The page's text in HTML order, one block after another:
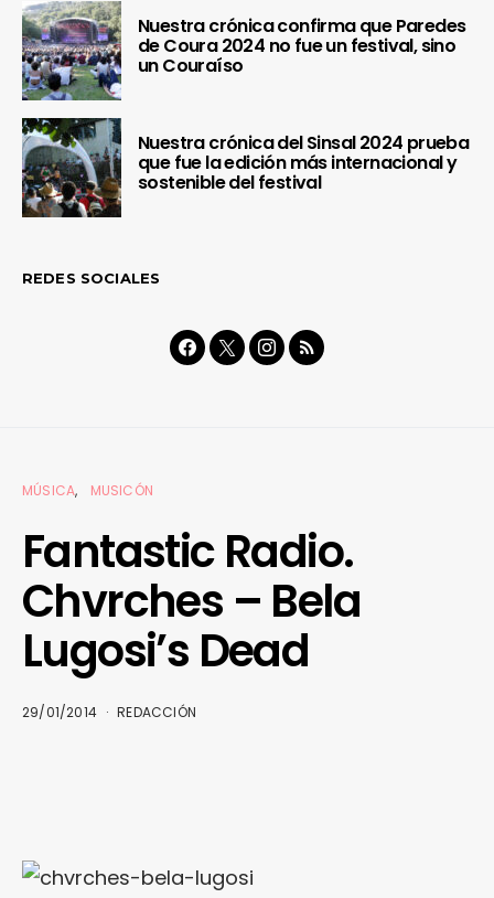
Nuestra crónica confirma que Paredes
de Coura 2024 no fue un festival, sino
un Couraíso
Nuestra crónica del Sinsal 2024 prueba
que fue la edición más internacional y
sostenible del festival
REDES SOCIALES
MÚSICA MUSICÓN
Fantastic Radio.
Chvrches – Bela
Lugosi’s Dead
29/01/2014 REDACCIÓN